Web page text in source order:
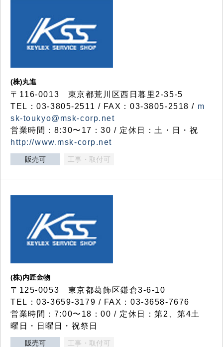
(株)丸進
〒116-0013 東京都荒川区西日暮里2-35-5
TEL：03-3805-2511 / FAX：03-3805-2518 / m
sk-toukyo@msk-corp.net
営業時間：8:30〜17：30 / 定休日：土・日・祝
http://www.msk-corp.net
販売可 工事・取付可
(株)内匠金物
〒125-0053 東京都葛飾区鎌倉3-6-10
TEL：03-3659-3179 / FAX：03-3658-7676
営業時間：7:00〜18：00 / 定休日：第2、第4土
曜日・日曜日・祝祭日
販売可 工事・取付可